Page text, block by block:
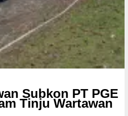
Subkon PT PGE
Tinju Wartawan